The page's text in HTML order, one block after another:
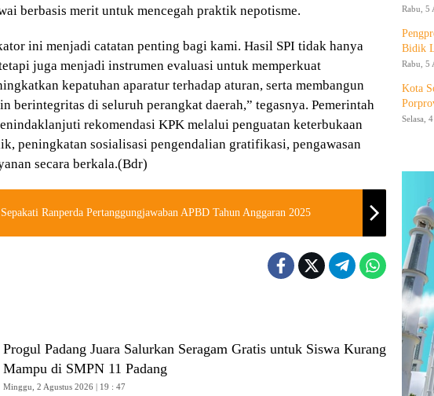
berbasis merit untuk mencegah praktik nepotisme.
ini menjadi catatan penting bagi kami. Hasil SPI tidak hanya
juga menjadi instrumen evaluasi untuk memperkuat
kepatuhan aparatur terhadap aturan, serta membangun
berintegritas di seluruh perangkat daerah,” tegasnya. Pemerintah
rekomendasi KPK melalui penguatan keterbukaan
peningkatan sosialisasi pengendalian gratifikasi, pengawasan
secara berkala.(Bdr)
Ranperda Pertanggungjawaban APBD Tahun Anggaran 2025
Progul Padang Juara Salurkan Seragam Gratis untuk Siswa Kurang
Mampu di SMPN 11 Padang
Minggu, 2 Agustus 2026 | 19 : 47
Rabu, 5
Bidik
Rabu, 5
Kota
Selasa,